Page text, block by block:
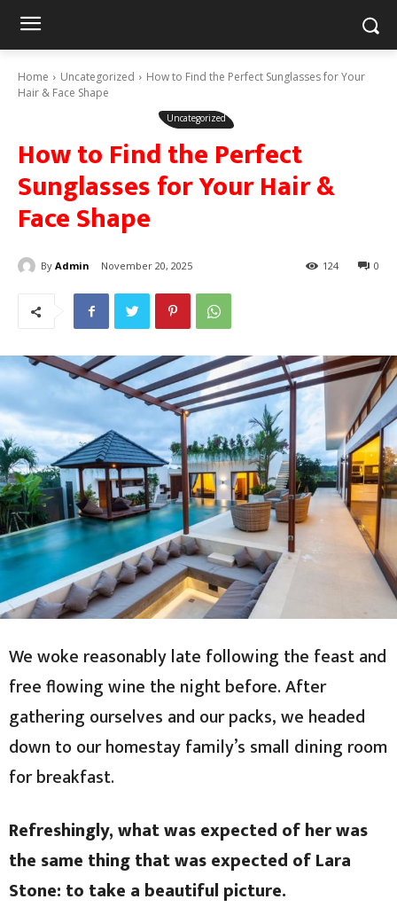
Home Uncategorized
How to Find the Perfect Sunglasses for Your
Hair & Face Shape
Uncategorized
How to Find the Perfect
Sunglasses for Your Hair &
Face Shape
By Admin November 20, 2025 0
124
We woke reasonably late following the feast and
free flowing wine the night before. After
gathering ourselves and our packs, we headed
down to our homestay family’s small dining room
for breakfast.
Refreshingly, what was expected of her was
the same thing that was expected of Lara
Stone: to take a beautiful picture.